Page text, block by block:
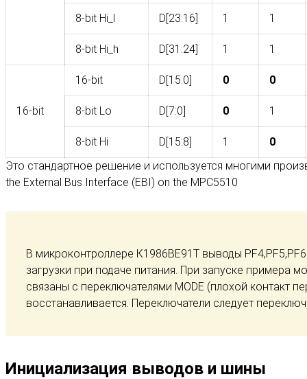
8-bit Hi_l D[23:16] 1 1
8-bit Hi_h D[31:24] 1 1
16-bit
16-bit D[15:0] 0 0
8-bit Lo D[7:0] 0 1
8-bit Hi D[15:8] 1
0
Это стандартное решение и используется многими
the External Bus Interface (EBI) on the MPC5510
В микроконтроллере К1986ВЕ91Т выводы
загрузки при подаче питания. При запуске примера
связаны с переключателями MODE (плохой контакт
восстанавливается. Переключатели следует
Инициализация выводов и шины